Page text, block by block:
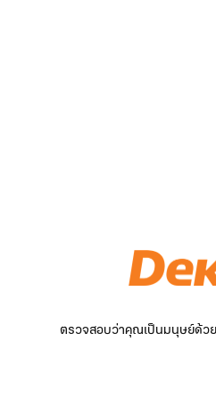
ตรวจสอบว่าคุณเป็นมนุษย์ด้วย